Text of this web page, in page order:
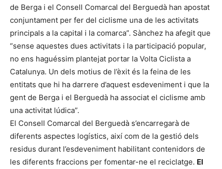
de Berga i el Consell Comarcal del Berguedà han apostat
conjuntament per fer del ciclisme una de les activitats
principals a la capital i la comarca”. Sànchez ha afegit que
“sense aquestes dues activitats i la participació popular,
no ens haguéssim plantejat portar la Volta Ciclista a
Catalunya. Un dels motius de l’èxit és la feina de les
entitats que hi ha darrere d’aquest esdeveniment i que la
gent de Berga i el Berguedà ha associat el ciclisme amb
una activitat lúdica”.
El Consell Comarcal del Berguedà s’encarregarà de
diferents aspectes logístics, així com de la gestió dels
residus durant l’esdeveniment habilitant contenidors de
les diferents fraccions per fomentar-ne el reciclatge. El